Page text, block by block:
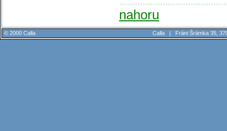
nahoru
© 2000 Calla Calla | Fráni Šrámka 35,